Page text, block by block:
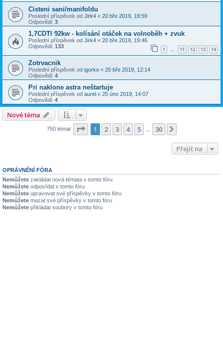
Cisteni sani/manifoldu
Poslední příspěvek od Jirk4 « 20 bře 2019, 19:59
Odpovědi: 3
1,7CDTI 92kw - kolísání otáček na volnoběh + zvuk
Poslední příspěvek od Jirk4 « 20 bře 2019, 19:46
Odpovědi: 133 1 … 11 12 13 14
Zotrvacnik
Poslední příspěvek od igorko « 20 bře 2019, 12:14
Odpovědi: 4
Pri naklone astra neštartuje
Poslední příspěvek od aurel « 25 úno 2019, 14:07
Odpovědi: 4
Nové téma
750 témat Stránka z 30
1 2 3 4 5 30
Přejít na
OPRÁVNĚNÍ FÓRA
Nemůžete zakládat nová témata v tomto fóru
Nemůžete odpovídat v tomto fóru
Nemůžete upravovat své příspěvky v tomto fóru
Nemůžete mazat své příspěvky v tomto fóru
Nemůžete přikládat soubory v tomto fóru